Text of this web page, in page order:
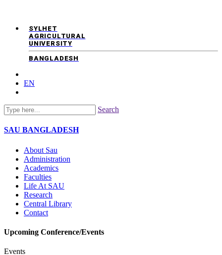
SYLHET
AGRICULTURAL
UNIVERSITY
BANGLADESH
EN
Search
SAU BANGLADESH
About Sau
Administration
Academics
Faculties
Life At SAU
Research
Central Library
Contact
Upcoming Conference/Events
Events